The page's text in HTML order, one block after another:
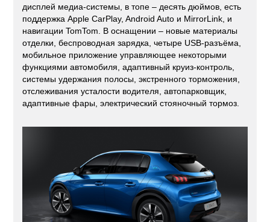
дисплей медиа-системы, в топе – десять дюймов, есть
поддержка Apple CarPlay, Android Auto и MirrorLink, и
навигации TomTom. В оснащении – новые материалы
отделки, беспроводная зарядка, четыре USB-разъёма,
мобильное приложение управляющее некоторыми
функциями автомобиля, адаптивный круиз-контроль,
системы удержания полосы, экстренного торможения,
отслеживания усталости водителя, автопарковщик,
адаптивные фары, электрический стояночный тормоз.